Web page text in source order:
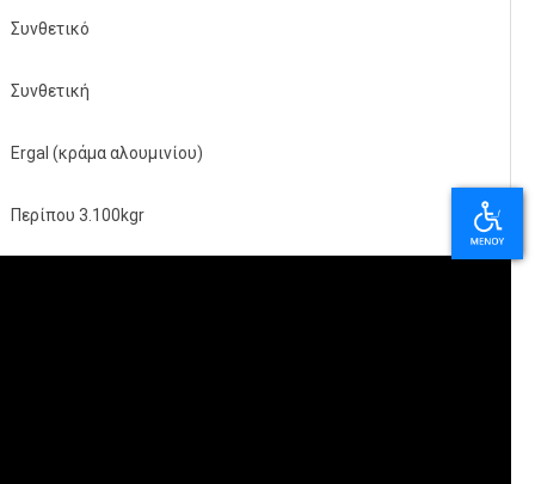
Συνθετικό
Συνθετική
Ergal (κράμα αλουμινίου)
Περίπου 3.100kgr